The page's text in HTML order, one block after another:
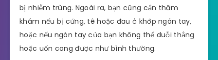
bị nhiễm trùng. Ngoài ra, bạn cũng cần thăm
khám nếu bị cứng, tê hoặc đau ở khớp ngón tay,
hoặc nếu ngón tay của bạn không thể duỗi thẳng
hoặc uốn cong được như bình thường.